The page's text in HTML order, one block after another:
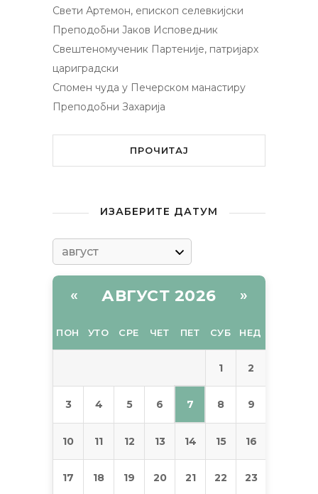
Свети Артемон, епископ селевкијски
Преподобни Јаков Исповедник
Свештеномученик Партеније, патријарх
цариградски
Спомен чуда у Печерском манастиру
Преподобни Захарија
ПРОЧИТАЈ
ИЗАБЕРИТЕ ДАТУМ
« АВГУСТ 2026 »
ПОН УТО СРЕ ЧЕТ ПЕТ СУБ НЕД
1 2
3 4 5 6 7 8 9
10 11 12 13 14 15 16
17 18 19 20 21 22 23